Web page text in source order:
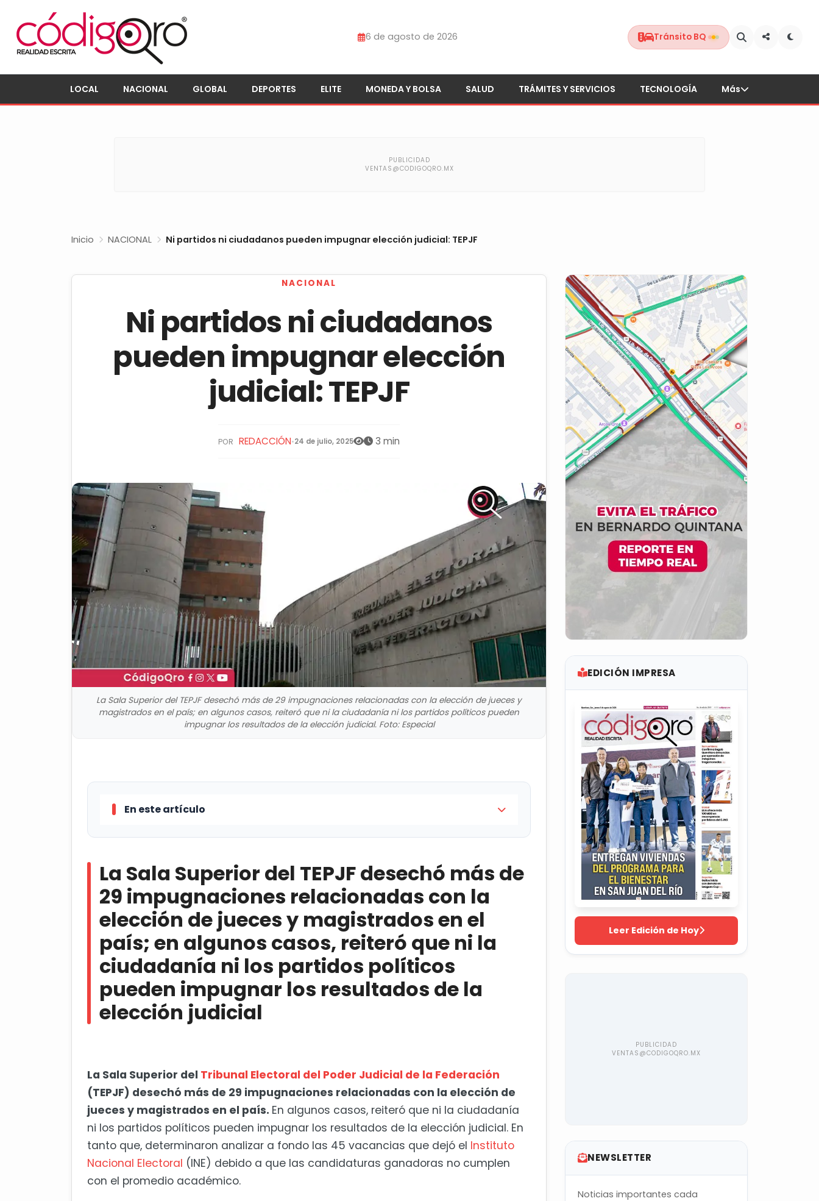
6 de agosto de 2026 Tránsito BQ
LOCAL NACIONAL GLOBAL DEPORTES ELITE MONEDA Y BOLSA SALUD TRÁMITES Y SERVICIOS TECNOLOGÍA Más
Inicio NACIONAL Ni partidos ni ciudadanos pueden impugnar elección judicial: TEPJF
NACIONAL
Ni partidos ni ciudadanos
pueden impugnar elección
judicial: TEPJF
POR REDACCIÓN•24 de julio, 2025 3 min
La Sala Superior del TEPJF desechó más de 29 impugnaciones relacionadas con la elección de jueces y
magistrados en el país; en algunos casos, reiteró que ni la ciudadanía ni los partidos políticos pueden
impugnar los resultados de la elección judicial. Foto: Especial
En este artículo
ciudadanía ni los partidos políticos pueden impugnar los resultados de la elección
judicial
Revocan expulsión de Enrique Ochoa
Aumenta percepción de inseguridad entre mexicanos en la primera mitad del año
La Sala Superior del TEPJF desechó más de
29 impugnaciones relacionadas con la
elección de jueces y magistrados en el
país; en algunos casos, reiteró que ni la
ciudadanía ni los partidos políticos
pueden impugnar los resultados de la
elección judicial
La Sala Superior del Tribunal Electoral del Poder Judicial de la Federación
(TEPJF) desechó más de 29 impugnaciones relacionadas con la elección de
jueces y magistrados en el país. En algunos casos, reiteró que ni la ciudadanía
ni los partidos políticos pueden impugnar los resultados de la elección judicial. En
tanto que, determinaron analizar a fondo las 45 vacancias que dejó el Instituto
Nacional Electoral (INE) debido a que las candidaturas ganadoras no cumplen
con el promedio académico.
EDICIÓN IMPRESA
Leer Edición de Hoy
NEWSLETTER
Noticias importantes cada